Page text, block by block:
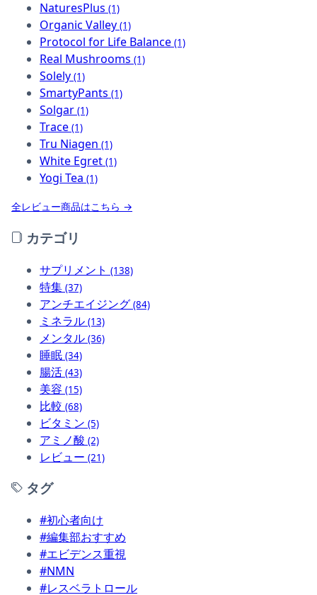
NaturesPlus (1)
Organic Valley (1)
Protocol for Life Balance (1)
Real Mushrooms (1)
Solely (1)
SmartyPants (1)
Solgar (1)
Trace (1)
Tru Niagen (1)
White Egret (1)
Yogi Tea (1)
全レビュー商品はこちら →
カテゴリ
サプリメント (138)
特集 (37)
アンチエイジング (84)
ミネラル (13)
メンタル (36)
睡眠 (34)
腸活 (43)
美容 (15)
比較 (68)
ビタミン (5)
アミノ酸 (2)
レビュー (21)
タグ
#初心者向け
#編集部おすすめ
#エビデンス重視
#NMN
#レスベラトロール